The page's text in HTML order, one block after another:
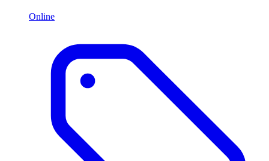
Online